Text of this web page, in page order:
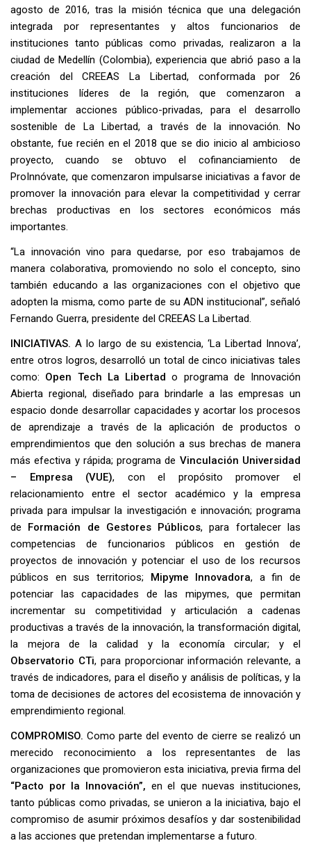
agosto de 2016, tras la misión técnica que una delegación
integrada por representantes y altos funcionarios de
instituciones tanto públicas como privadas, realizaron a la
ciudad de Medellín (Colombia), experiencia que abrió paso a la
creación del CREEAS La Libertad, conformada por 26
instituciones líderes de la región, que comenzaron a
implementar acciones público-privadas, para el desarrollo
sostenible de La Libertad, a través de la innovación. No
obstante, fue recién en el 2018 que se dio inicio al ambicioso
proyecto, cuando se obtuvo el cofinanciamiento de
ProInnóvate, que comenzaron impulsarse iniciativas a favor de
promover la innovación para elevar la competitividad y cerrar
brechas productivas en los sectores económicos más
importantes.
“La innovación vino para quedarse, por eso trabajamos de
manera colaborativa, promoviendo no solo el concepto, sino
también educando a las organizaciones con el objetivo que
adopten la misma, como parte de su ADN institucional”, señaló
Fernando Guerra, presidente del CREEAS La Libertad.
INICIATIVAS. A lo largo de su existencia, ‘La Libertad Innova’,
entre otros logros, desarrolló un total de cinco iniciativas tales
como: Open Tech La Libertad o programa de Innovación
Abierta regional, diseñado para brindarle a las empresas un
espacio donde desarrollar capacidades y acortar los procesos
de aprendizaje a través de la aplicación de productos o
emprendimientos que den solución a sus brechas de manera
más efectiva y rápida; programa de Vinculación Universidad
– Empresa (VUE), con el propósito promover el
relacionamiento entre el sector académico y la empresa
privada para impulsar la investigación e innovación; programa
de Formación de Gestores Públicos, para fortalecer las
competencias de funcionarios públicos en gestión de
proyectos de innovación y potenciar el uso de los recursos
públicos en sus territorios; Mipyme Innovadora, a fin de
potenciar las capacidades de las mipymes, que permitan
incrementar su competitividad y articulación a cadenas
productivas a través de la innovación, la transformación digital,
la mejora de la calidad y la economía circular; y el
Observatorio CTi, para proporcionar información relevante, a
través de indicadores, para el diseño y análisis de políticas, y la
toma de decisiones de actores del ecosistema de innovación y
emprendimiento regional.
COMPROMISO. Como parte del evento de cierre se realizó un
merecido reconocimiento a los representantes de las
organizaciones que promovieron esta iniciativa, previa firma del
“Pacto por la Innovación”, en el que nuevas instituciones,
tanto públicas como privadas, se unieron a la iniciativa, bajo el
compromiso de asumir próximos desafíos y dar sostenibilidad
a las acciones que pretendan implementarse a futuro.